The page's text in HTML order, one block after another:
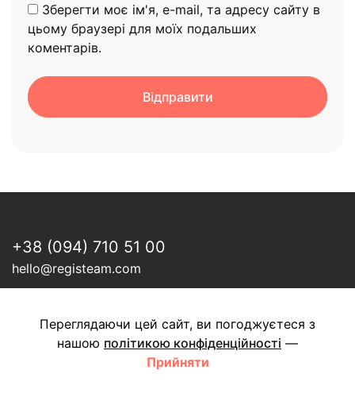
Зберегти моє ім'я, e-mail, та адресу сайту в
цьому браузері для моїх подальших
коментарів.
+38 (094) 710 51 00
hello@registeam.com
Контекстна реклама
Переглядаючи цей сайт, ви погоджуєтеся з
нашою політикою конфіденційності —
Прийняти